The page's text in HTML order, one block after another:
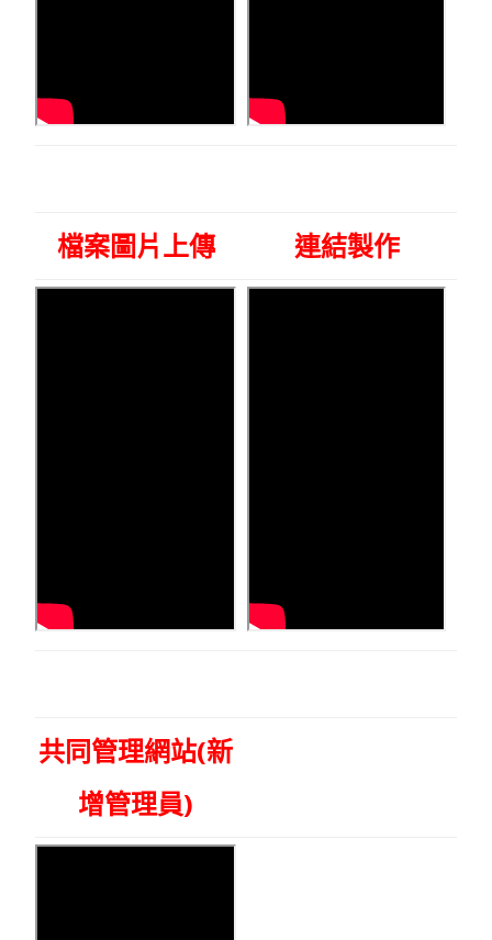
檔案圖片上傳 連結製作
共同管理網站(新
增管理員)